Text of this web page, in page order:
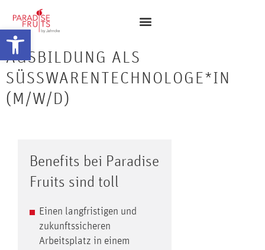
Open toolbar
AUSBILDUNG ALS
SÜSSWARENTECHNOLOGE*IN (
M/W/D)
Benefits bei Paradise
Fruits sind toll
Einen langfristigen und
zukunftssicheren
Arbeitsplatz in einem